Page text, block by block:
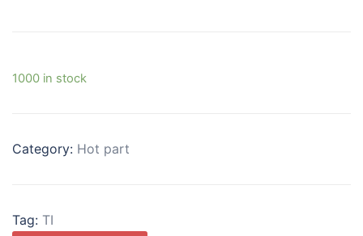
1000 in stock
Category: Hot part
Tag: TI